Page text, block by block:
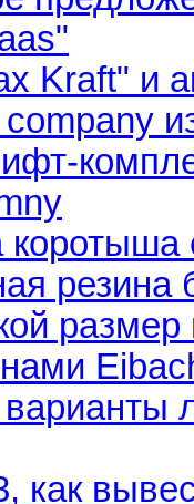
Kraft" и
резина
размер
как